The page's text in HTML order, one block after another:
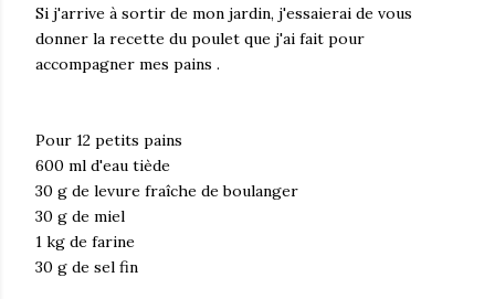
Si j'arrive à sortir de mon jardin, j'essaierai de vous
donner la recette du poulet que j'ai fait pour
accompagner mes pains .
Pour 12 petits pains
600 ml d'eau tiède
30 g de levure fraîche de boulanger
30 g de miel
1 kg de farine
30 g de sel fin